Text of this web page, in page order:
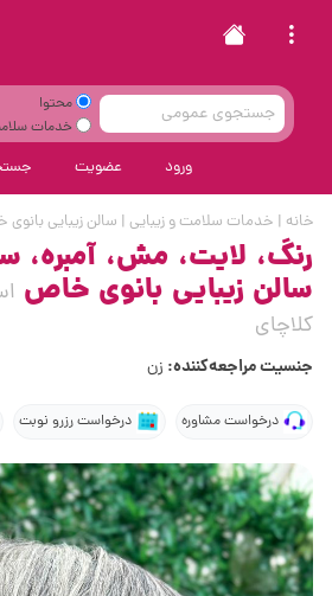
محتوا
خدمات
ورود عضویت
خانه | خدمات سلامت و زیبایی | سالن زیبایی
رنگ، لایت، مش، آمبره،
سالن زیبایی بانوی خاص
کلاچای
جنسیت مراجعه‌کننده: زن
درخواست مشاوره درخواست رزرو نوبت